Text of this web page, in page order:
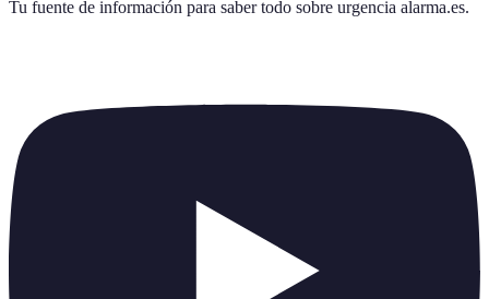
Tu fuente de información para saber todo sobre urgencia alarma.es.